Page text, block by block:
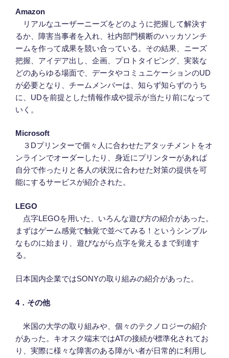
Amazon
リアルなユーザーニーズをどのように把握して解決す
るか、障害当事者を入れ、社内部門横断のハッカソンチ
ームを作って成果を競い合っている。その結果、ニーズ
把握、アイデア出し、企画、プロトタイピング、実装な
どのあらゆる場面で、データやコミュニケーションのUD
が必要となり、チームメンバーは、知らず知らずのうち
に、UDを前提とした情報作成や提示が当たり前になって
いく。
Microsoft
３Dプリンターで個々人に合わせたアタッチメントをオ
ンラインでオーダーしたり、身近にプリンターがあれば
自分で作ったりと各人の状況に合わせた対策の提供を可
能にするサービスが紹介された。
LEGO
点字LEGOを用いた、いろんな遊び方の紹介があった。
まずはゲーム感覚で触覚で並べてみる！というシンプル
なものに始まり、遊びながら点字を覚えるまで到達す
る。
日本国内企業ではSONYの取り組みの紹介があった。
4． その他
米国の大学の取り組みや、個々のテクノロジーの紹介
があった。キオスク端末ではATの接続が標準化されてお
り、実際に様々な障害のある障がい者が日常的に利用し